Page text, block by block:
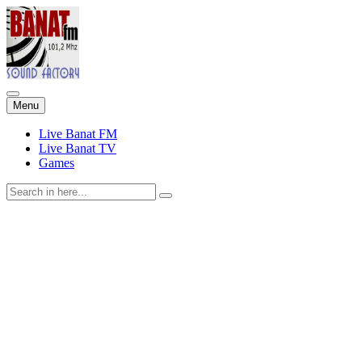
Menu Skip
to
content
Live Banat FM
Live Banat TV
Games
Search
for: